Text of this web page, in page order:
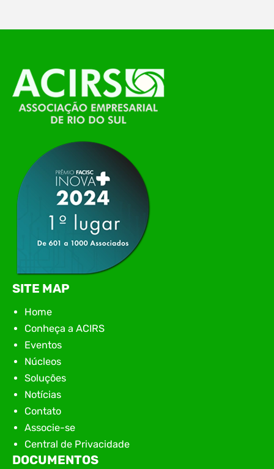
O Polo ACATE-ACIRS, por meio do NIAVI – Núcleo
de Tecnologia da Informação do Alto Vale do
Itajaí, realizou, no dia 21 de julho, o evento
Conexão Tech NIAVI, reunindo empresas de
tecnologia da região para uma noite de
apresentação de novas iniciativas para o setor. O
encontro aconteceu em Rio…
SITE MAP
Home
Conheça a ACIRS
Eventos
Núcleos
Soluções
Notícias
Contato
Associe-se
Central de Privacidade
DOCUMENTOS